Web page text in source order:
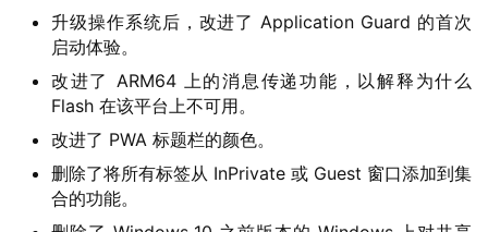
升级操作系统后，改进了 Application Guard 的首次
启动体验。
改进了 ARM64 上的消息传递功能，以解释为什么
Flash 在该平台上不可用。
改进了 PWA 标题栏的颜色。
删除了将所有标签从 InPrivate 或 Guest 窗口添加到集
合的功能。